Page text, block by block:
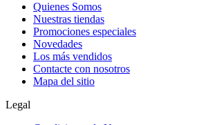
Quienes Somos
Nuestras tiendas
Promociones especiales
Novedades
Los más vendidos
Contacte con nosotros
Mapa del sitio
Legal